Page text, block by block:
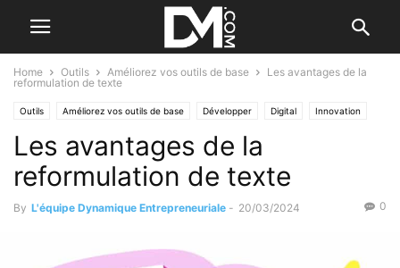
Home Outils Améliorez vos outils de base
Les avantages de la
reformulation de texte
Outils Améliorez vos outils de base Développer Digital Innovation
Marketing Le B.A. BA de la communication
Par les outils
Les avantages de la
reformulation de texte
By L'équipe Dynamique Entrepreneuriale - 20/03/2024 0